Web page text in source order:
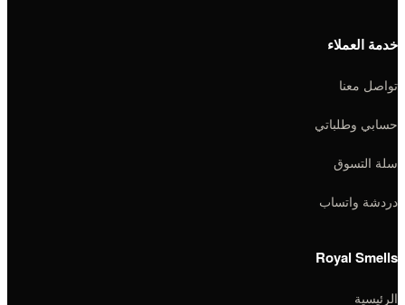
خدمة العملاء
تواصل معنا
حسابي وطلباتي
سلة التسوق
دردشة واتساب
Royal Smells
الرئيسية